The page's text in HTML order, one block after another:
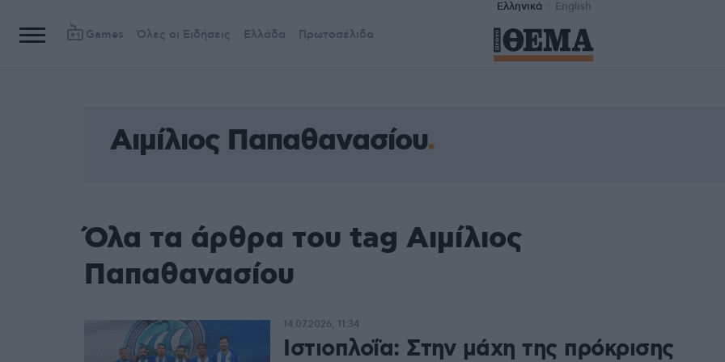
Ελληνικά English
Games Όλες οι Ειδήσεις Ελλάδα Πρωτοσέλιδα
Αιμίλιος Παπαθανασίου
Όλα τα άρθρα του tag Αιμίλιος
Παπαθανασίου
Ιστιοπλοΐα: Στην μάχη της πρόκρισης
14.07.2026, 11:34